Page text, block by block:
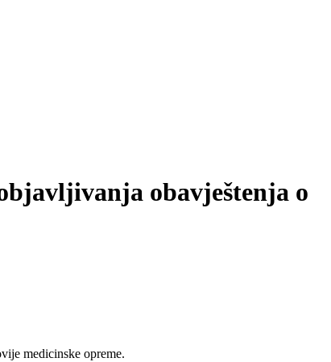
obavještenja o
medicinske opreme.